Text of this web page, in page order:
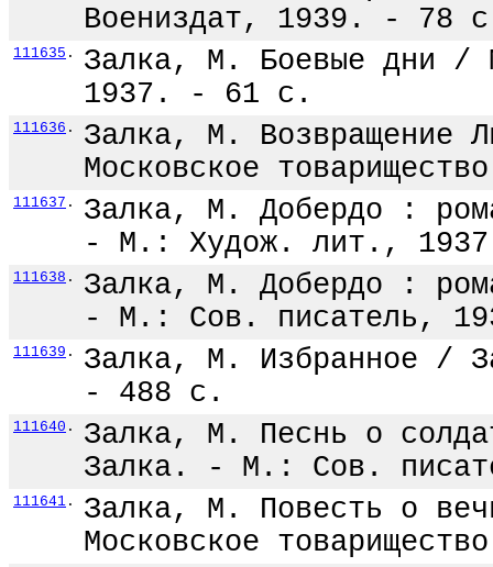
Воениздат, 1939. - 78
111635 .
Залка, М. Боевые дни
1937. - 61 с.
111636 .
Залка, М.
Московское
111637 .
Залка, М. Добердо :
- М.: Худож. лит.,
111638 .
Залка, М. Добердо :
- М.: Сов. писатель,
111639 .
Залка, М. Избранное /
- 488 с.
111640 .
Залка, М. Песнь о
Залка. - М.: Сов.
111641 .
Залка, М. Повесть о
Московское